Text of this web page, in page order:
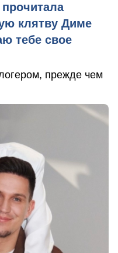
клятву Диме
тебе свое
прежде чем